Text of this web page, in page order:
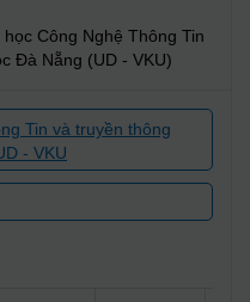
Công Nghệ Thông Tin
Đà Nẵng (UD - VKU)
Tin và truyền thông
- VKU